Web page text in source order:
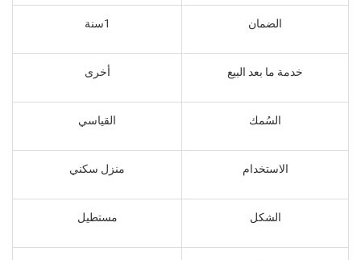
الضمان 1سنة
خدمة ما بعد البيع أخرى
السُمك القياسي
الاستخدام منزل سكني
الشكل مستطيل